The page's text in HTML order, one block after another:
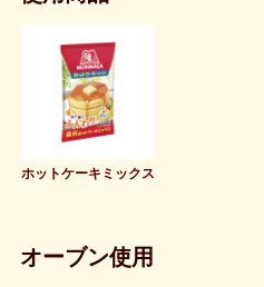
ホットケーキミックス
オーブン使用